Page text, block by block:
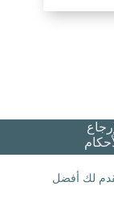
لك أفضل